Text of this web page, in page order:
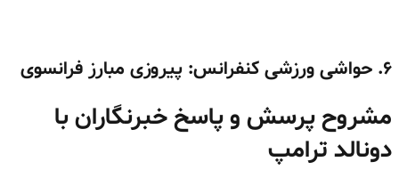
۶. حواشی ورزشی کنفرانس: پیروزی مبارز فرانسوی
مشروح پرسش و پاسخ خبرنگاران با
دونالد ترامپ